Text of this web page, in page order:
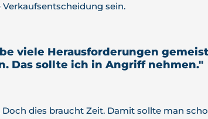
sein.
viele Herausforderungen
Das sollte ich in Angriff nehmen."
dies braucht Zeit. Damit sollte man